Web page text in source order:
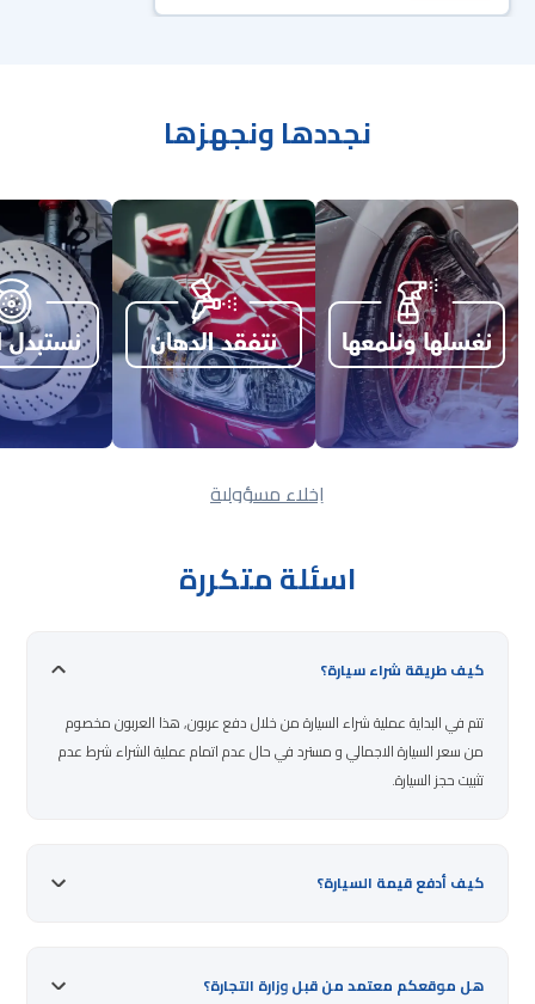
نجددها ونجهزها
إخلاء مسؤولية
اسئلة متكررة
كيف طريقة شراء سيارة؟
تتم في البداية عملية شراء السيارة من خلال دفع عربون, هذا العربون مخصوم
من سعر السيارة الاجمالي و مسترد في حال عدم اتمام عملية الشراء شرط عدم
تثبيت حجز السيارة.
كيف أدفع قيمة السيارة؟
هل موقعكم معتمد من قبل وزارة التجارة؟